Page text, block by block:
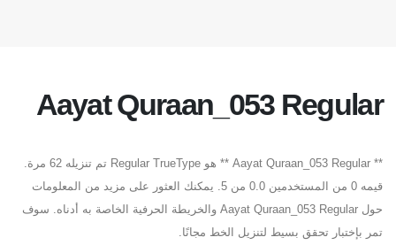
Aayat Quraan_053 Regular
** Aayat Quraan_053 Regular ** هو Regular TrueType تم تنزيله 62 مرة.
قيمه 0 من المستخدمين 0.0 من 5. يمكنك العثور على مزيد من المعلومات
حول Aayat Quraan_053 Regular والخريطة الحرفية الخاصة به أدناه. سوف
تمر بإختبار تحقق بسيط لتنزيل الخط مجانًا.